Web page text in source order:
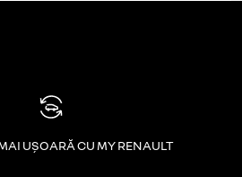
UȘOARĂ CU MY RENAULT